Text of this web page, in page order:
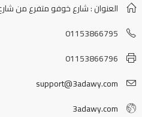
العنوان : شارع خوفو متفرع من
01153866795
01153866796
support@3adawy.com
3adawy.com